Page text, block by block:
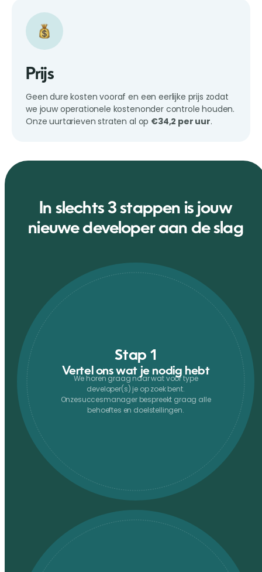
Prijs
Geen dure kosten vooraf en een eerlijke prijs zodat
we jouw operationele kostenonder controle houden.
Onze uurtarieven straten al op €34,2 per uur.
In slechts 3 stappen is jouw
nieuwe developer aan de slag
Stap 1
Vertel ons wat je nodig hebt
We horen graag naar wat voor type
developer(s) je op zoek bent.
Onzesuccesmanager bespreekt graag alle
behoeftes en doelstellingen.